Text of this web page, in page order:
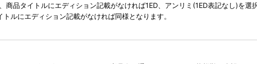
品タイトルにエディション記載がなければ1ED、アンリミ(1ED表記なし)を選
ルにエディション記載がなければ同様となります。